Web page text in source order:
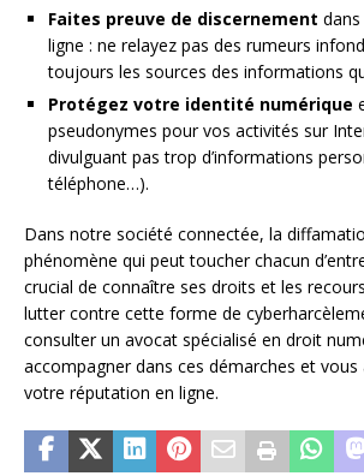
Faites preuve de discernement
ligne : ne relayez pas des rumeurs
toujours les sources des informations
Protégez votre identité numérique
pseudonymes pour vos activités sur
divulguant pas trop d’informations
téléphone…).
Dans notre société connectée, la
phénomène qui peut toucher chacun
crucial de connaître ses droits et les
lutter contre cette forme de
consulter un avocat spécialisé en droit
accompagner dans ces démarches et vous
votre réputation en ligne.